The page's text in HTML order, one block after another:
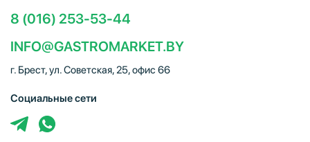
8 (016) 253-53-44
INFO@GASTROMARKET.BY
г. Брест, ул. Советская, 25, офис 66
Социальные сети